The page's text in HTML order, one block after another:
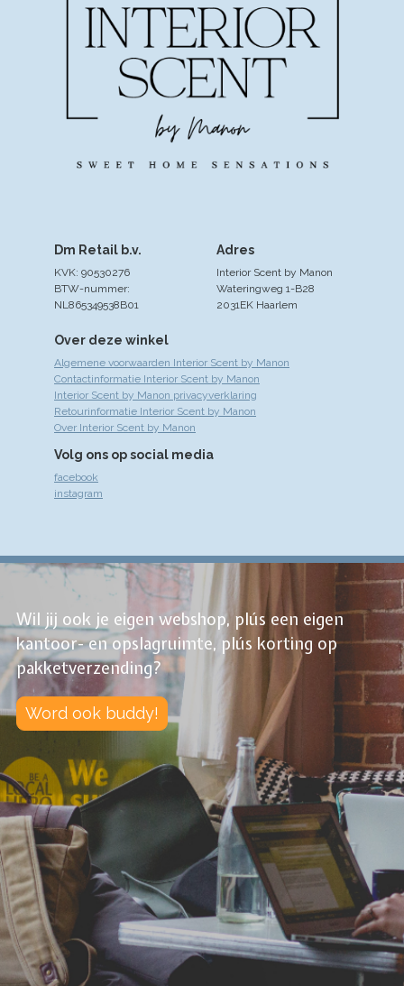
Over deze winkel
Algemene voorwaarden Interior Scent by Manon
Contactinformatie Interior Scent by Manon
Interior Scent by Manon privacyverklaring
Retourinformatie Interior Scent by Manon
Over Interior Scent by Manon
Volg ons op social media
facebook
instagram
Adres
Interior Scent by Manon
Wateringweg 1-B28
2031EK Haarlem
Dm Retail b.v.
KVK: 90530276
BTW-nummer:
NL865349538B01
Wil jij ook je eigen webshop, plús een eigen
kantoor- en opslagruimte, plús korting op
pakketverzending?
Word ook buddy!